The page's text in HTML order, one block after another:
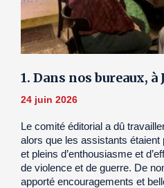
1. Dans nos bureaux, à
24 juin 2026
Le comité éditorial a dû
alors que les assistants
et pleins d’enthousiasme et
de violence et de guerre. De
apporté encouragements et